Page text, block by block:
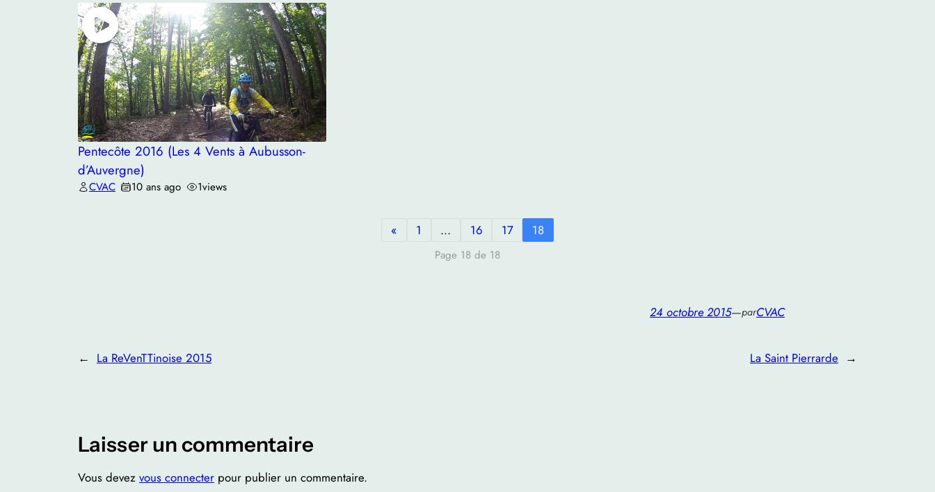
Pentecôte 2016 (Les 4 Vents à Aubusson-
d’Auvergne)
CVAC 10 ans ago 1views
« 1 … 16 17 18
Page 18 de 18
24 octobre 2015—parCVAC
← La ReVenTTinoise 2015 La Saint Pierrarde →
Laisser un commentaire
Vous devez vous connecter pour publier un commentaire.